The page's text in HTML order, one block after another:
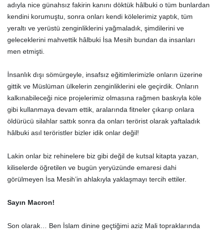
adıyla nice günahsız fakirin kanını döktük hâlbuki o tüm bunlardan
kendini korumuştu, sonra onları kendi kölelerimiz yaptık, tüm
yeraltı ve yerüstü zenginliklerini yağmaladık, şimdilerini ve
geleceklerini mahvettik hâlbuki İsa Mesih bundan da insanları
men etmişti.
İnsanlık dışı sömürgeyle, insafsız eğitimlerimizle onların üzerine
gittik ve Müslüman ülkelerin zenginliklerini ele geçirdik. Onların
kalkınabileceği nice projelerimiz olmasına rağmen baskıyla köle
gibi kullanmaya devam ettik, aralarında fitneler çıkarıp onlara
öldürücü silahlar sattık sonra da onları terörist olarak yaftaladık
hâlbuki asıl teröristler bizler idik onlar değil!
Lakin onlar biz rehinelere biz gibi değil de kutsal kitapta yazan,
kiliselerde öğretilen ve bugün yeryüzünde emaresi dahi
görülmeyen İsa Mesih’in ahlakıyla yaklaşmayı tercih ettiler.
Sayın Macron!
Son olarak… Ben İslam dinine geçtiğimi aziz Mali topraklarında